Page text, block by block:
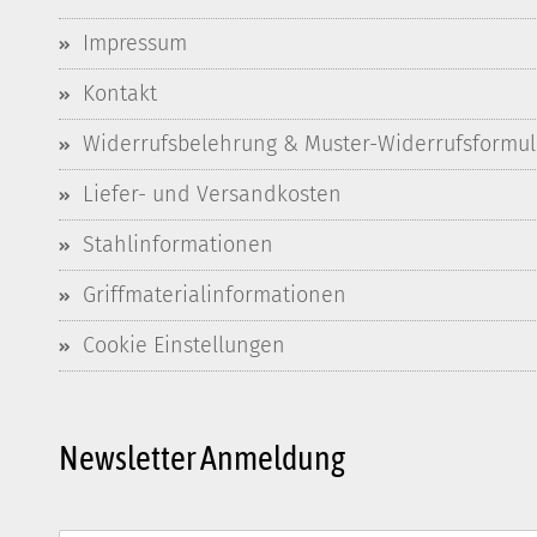
Impressum
Kontakt
Widerrufsbelehrung & Muster-
Liefer- und Versandkosten
Stahlinformationen
Griffmaterialinformationen
Cookie Einstellungen
Newsletter Anmeldung